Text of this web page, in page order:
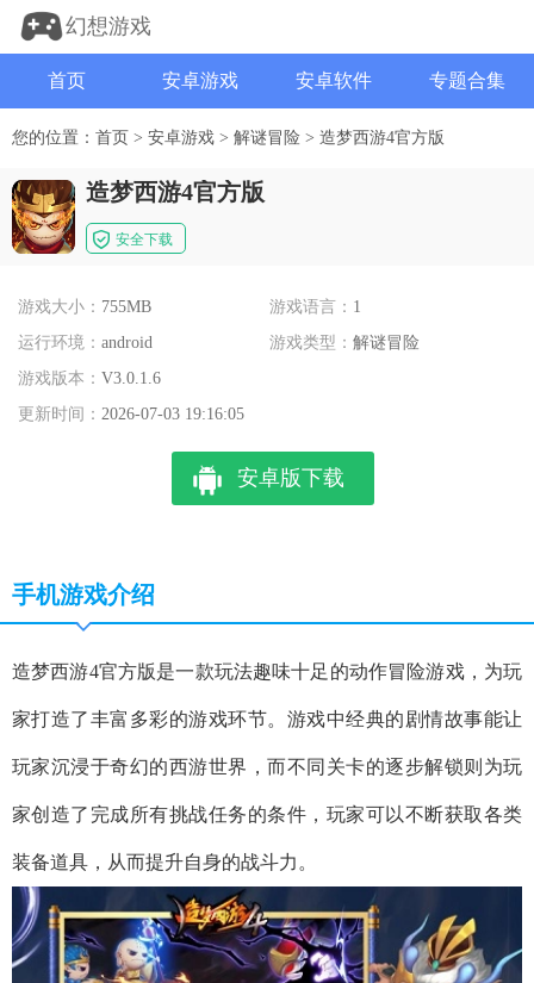
幻想游戏
首页 安卓游戏 安卓软件 专题合集
您的位置： 首页 > 安卓游戏 > 解谜冒险 > 造梦西游4官方版
造梦西游4官方版
安全下载
游戏大小： 755MB 游戏语言： 1
运行环境： android 游戏类型：解谜冒险
游戏版本： V3.0.1.6
更新时间： 2026-07-03 19:16:05
安卓版下载
手机游戏介绍
造梦西游4官方版是一款玩法趣味十足的动作冒险游戏，为玩
家打造了丰富多彩的游戏环节。游戏中经典的剧情故事能让
玩家沉浸于奇幻的西游世界，而不同关卡的逐步解锁则为玩
家创造了完成所有挑战任务的条件，玩家可以不断获取各类
装备道具，从而提升自身的战斗力。